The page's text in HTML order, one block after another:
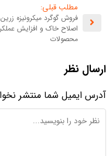
مطلب قبلی:
فروش گوگرد میکرونیزه
اصلاح خاک و افزایش
محصولات
ارسال نظر
آدرس ایمیل شما منتشر